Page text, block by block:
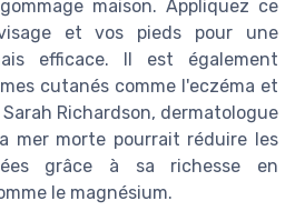
maison. Appliquez ce
et vos pieds pour une
efficace. Il est également
cutanés comme l'eczéma et
Sarah Richardson, dermatologue
mer morte pourrait réduire les
grâce à sa richesse en
le magnésium.